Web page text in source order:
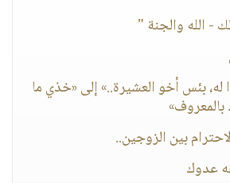
- الله والجنة "
بئس أخو العشيرة..» إلى «خذي ما
عدوك